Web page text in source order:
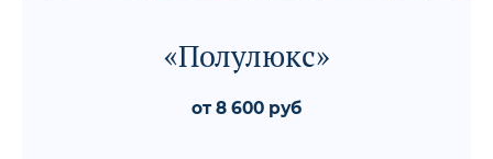
«Полулюкс»
от 8 600 руб